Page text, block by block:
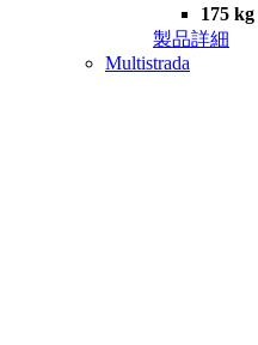
175 kg
製品詳細
Multistrada